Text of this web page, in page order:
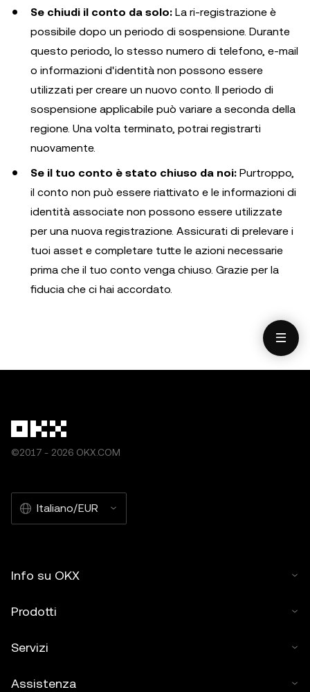
Se chiudi il conto da solo: La ri-registrazione è
possibile dopo un periodo di sospensione. Durante
questo periodo, lo stesso numero di telefono, e-mail
o informazioni d'identità non possono essere
utilizzati per creare un nuovo conto. Il periodo di
sospensione applicabile può variare a seconda della
regione. Una volta terminato, potrai registrarti
nuovamente.
Se il tuo conto è stato chiuso da noi: Purtroppo,
il conto non può essere riattivato e le informazioni di
identità associate non possono essere utilizzate
per una nuova registrazione. Assicurati di prelevare i
tuoi asset e completare tutte le azioni necessarie
prima che il tuo conto venga chiuso. Grazie per la
fiducia che ci hai accordato.
©2017 - 2026 OKX.COM
Italiano/EUR
Info su OKX
Prodotti
Servizi
Assistenza